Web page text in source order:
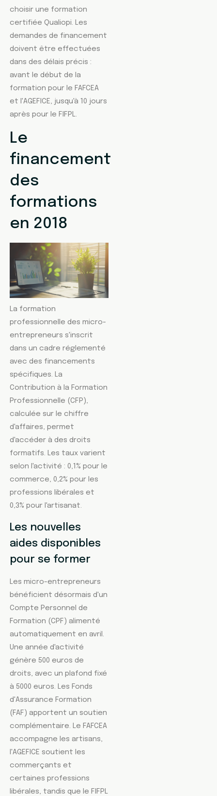
choisir une formation
certifiée Qualiopi. Les
demandes de financement
doivent être effectuées
dans des délais précis :
avant le début de la
formation pour le FAFCEA
et l'AGEFICE, jusqu'à 10 jours
après pour le FIFPL.
Le
financement
des
formations
en 2018
La formation
professionnelle des micro-
entrepreneurs s'inscrit
dans un cadre réglementé
avec des financements
spécifiques. La
Contribution à la Formation
Professionnelle (CFP),
calculée sur le chiffre
d'affaires, permet
d'accéder à des droits
formatifs. Les taux varient
selon l'activité : 0,1% pour le
commerce, 0,2% pour les
professions libérales et
0,3% pour l'artisanat.
Les nouvelles
aides disponibles
pour se former
Les micro-entrepreneurs
bénéficient désormais d'un
Compte Personnel de
Formation (CPF) alimenté
automatiquement en avril.
Une année d'activité
génère 500 euros de
droits, avec un plafond fixé
à 5000 euros. Les Fonds
d'Assurance Formation
(FAF) apportent un soutien
complémentaire. Le FAFCEA
accompagne les artisans,
l'AGEFICE soutient les
commerçants et
certaines professions
libérales, tandis que le FIFPL